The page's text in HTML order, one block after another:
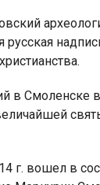
в Смоленске
г. вошел в